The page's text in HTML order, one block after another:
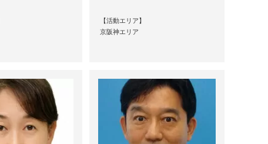
【活動エリア】
京阪神エリア